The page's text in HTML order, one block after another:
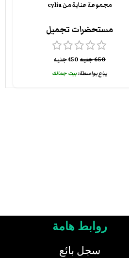
مجموعة عناية من cylia
مستحضرات تجميل
650جنيه 450جنيه
يباع بواسطة:بيت جمالك
روابط هامة
سجل بائع